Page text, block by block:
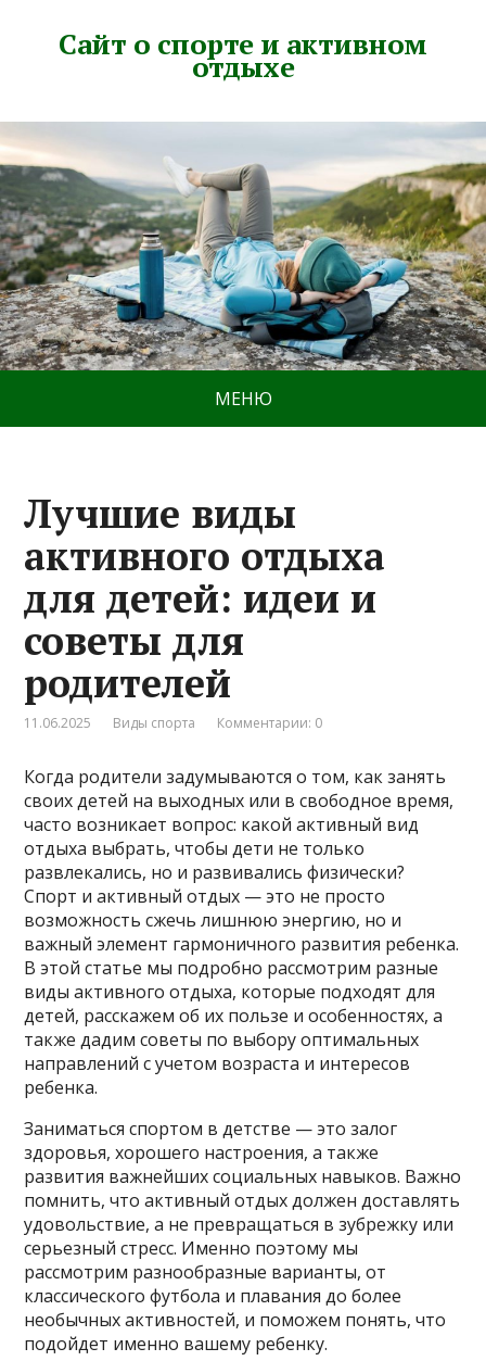
Сайт о спорте и активном
отдыхе
МЕНЮ
Лучшие виды
активного отдыха
для детей: идеи и
советы для
родителей
11.06.2025 Виды спорта Комментарии: 0
Когда родители задумываются о том, как занять
своих детей на выходных или в свободное время,
часто возникает вопрос: какой активный вид
отдыха выбрать, чтобы дети не только
развлекались, но и развивались физически?
Спорт и активный отдых — это не просто
возможность сжечь лишнюю энергию, но и
важный элемент гармоничного развития ребенка.
В этой статье мы подробно рассмотрим разные
виды активного отдыха, которые подходят для
детей, расскажем об их пользе и особенностях, а
также дадим советы по выбору оптимальных
направлений с учетом возраста и интересов
ребенка.
Заниматься спортом в детстве — это залог
здоровья, хорошего настроения, а также
развития важнейших социальных навыков. Важно
помнить, что активный отдых должен доставлять
удовольствие, а не превращаться в зубрежку или
серьезный стресс. Именно поэтому мы
рассмотрим разнообразные варианты, от
классического футбола и плавания до более
необычных активностей, и поможем понять, что
подойдет именно вашему ребенку.